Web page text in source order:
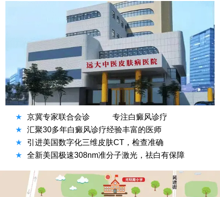
★ 京冀专家联合会诊
专注白癜风诊疗
★
汇聚30多年白癜风诊疗经验丰富的医师
★
引进美国数字化三维皮肤CT，检查准确
★
全新美国极速308nm准分子激光，祛白有保障